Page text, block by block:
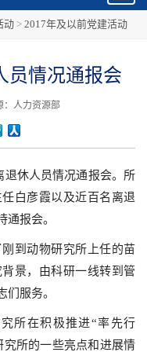
动> 2017年及以前党建活动
员情况通报会
：人力资源部
退休人员情况通报会。所
白彦霞以及近百名离退
报会。
到动物研究所上任的苗
景，由科研一线转到管
服务。
所在积极推进“率先行
究所的一些亮点和进展情